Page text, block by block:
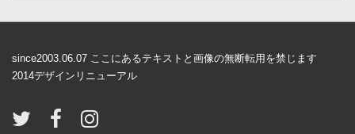
since2003.06.07 ここにあるテキストと画像の無断転用を禁じます
2014デザインリニューアル